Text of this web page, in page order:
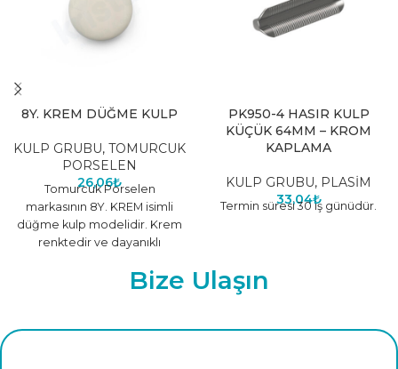
8Y. KREM DÜĞME KULP
KULP GRUBU, TOMURCUK
PORSELEN
26,06₺
Tomurcuk Porselen
markasının 8Y. KREM isimli
düğme kulp modelidir. Krem
renktedir ve dayanıklı
Farklı renk seçenekleri için
PK950-4 HASIR KULP
KÜÇÜK 64MM – KROM
KAPLAMA
KULP GRUBU, PLASİM
33,04₺
Termin süresi 30 iş günüdür.
Bize Ulaşın